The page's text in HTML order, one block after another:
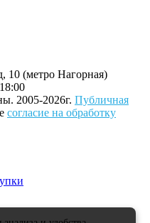
10 (метро Нагорная)
2005-2026г. Публичная
согласие на обработку